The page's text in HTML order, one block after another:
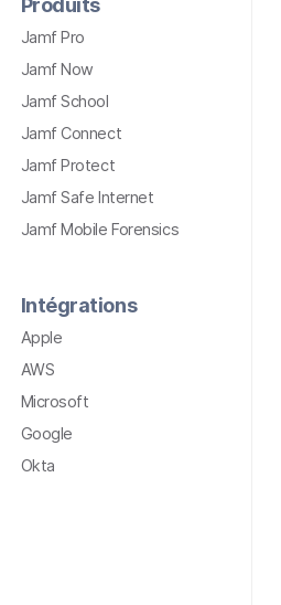
Produits
Jamf Pro
Jamf Now
Jamf School
Jamf Connect
Jamf Protect
Jamf Safe Internet
Jamf Mobile Forensics
Intégrations
Apple
AWS
Microsoft
Google
Okta